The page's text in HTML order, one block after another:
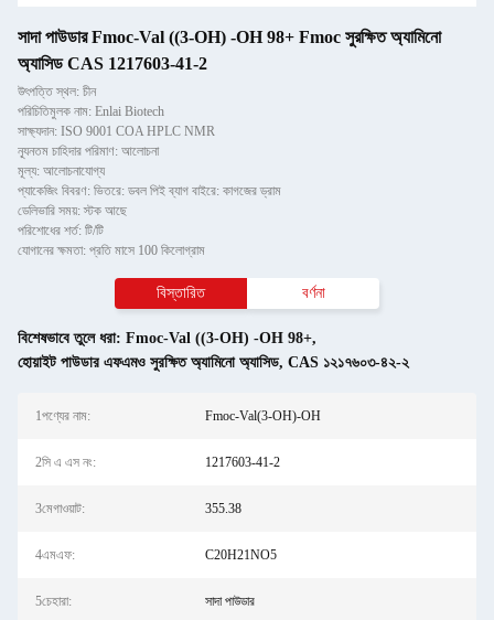
সাদা পাউডার Fmoc-Val ((3-OH) -OH 98+ Fmoc সুরক্ষিত অ্যামিনো
অ্যাসিড CAS 1217603-41-2
উৎপত্তি স্থল: চীন
পরিচিতিমুলক নাম: Enlai Biotech
সাক্ষ্যদান: ISO 9001 COA HPLC NMR
ন্যূনতম চাহিদার পরিমাণ: আলোচনা
মূল্য: আলোচনাযোগ্য
প্যাকেজিং বিবরণ: ভিতরে: ডবল পিই ব্যাগ বাইরে: কাগজের ড্রাম
ডেলিভারি সময়: স্টক আছে
পরিশোধের শর্ত: টি/টি
যোগানের ক্ষমতা: প্রতি মাসে 100 কিলোগ্রাম
বিস্তারিত বর্ণনা
বিশেষভাবে তুলে ধরা: Fmoc-Val ((3-OH) -OH 98+,
হোয়াইট পাউডার এফএমও সুরক্ষিত অ্যামিনো অ্যাসিড, CAS ১২১৭৬০৩-৪২-২
1পণ্যের নাম: Fmoc-Val(3-OH)-OH
2সি এ এস নং: 1217603-41-2
3মেগাওয়াট: 355.38
4এমএফ: C20H21NO5
5চেহারা: সাদা পাউডার